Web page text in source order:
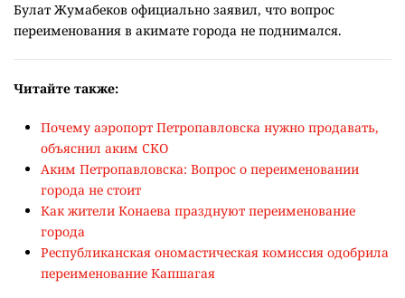
Булат Жумабеков официально заявил, что вопрос
переименования в акимате города не поднимался.
Читайте также:
Почему аэропорт Петропавловска нужно продавать,
объяснил аким СКО
Аким Петропавловска: Вопрос о переименовании
города не стоит
Как жители Конаева празднуют переименование
города
Республиканская ономастическая комиссия одобрила
переименование Капшагая